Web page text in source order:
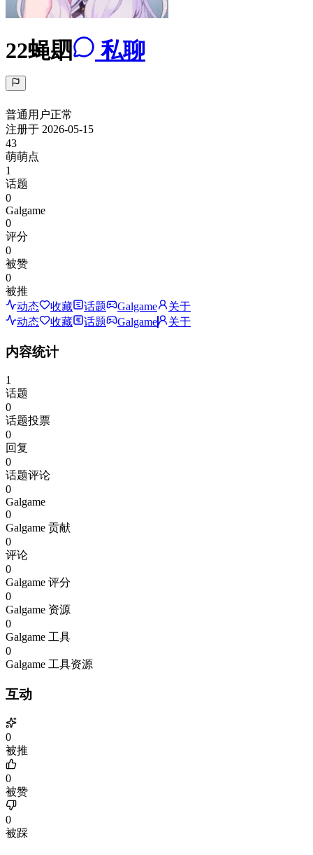
22蝇䦉 私聊
普通用户正常
注册于 2026-05-15
43
萌萌点
1
话题
0
Galgame
0
评分
0
被赞
0
被推
动态
收藏 话题 Galgame
关于
动态
收藏 话题 Galgame 关于
内容统计
1
话题
0
话题投票
0
回复
0
话题评论
0
Galgame
0
Galgame 贡献
0
评论
0
Galgame 评分
0
Galgame 资源
0
Galgame 工具
0
Galgame 工具资源
互动
0
被推
0
被赞
0
被踩